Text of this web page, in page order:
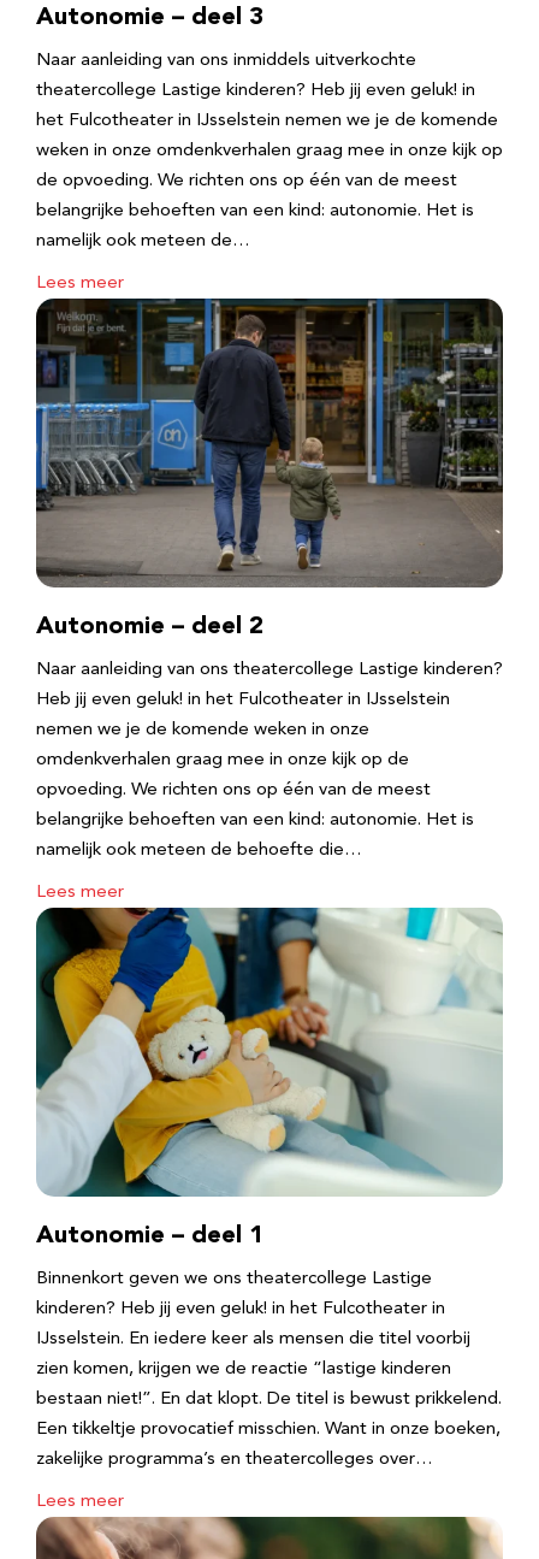
Autonomie – deel 3
Naar aanleiding van ons inmiddels uitverkochte
theatercollege Lastige kinderen? Heb jij even geluk! in
het Fulcotheater in IJsselstein nemen we je de komende
weken in onze omdenkverhalen graag mee in onze kijk op
de opvoeding. We richten ons op één van de meest
belangrijke behoeften van een kind: autonomie. Het is
namelijk ook meteen de…
Lees meer
Autonomie – deel 2
Naar aanleiding van ons theatercollege Lastige kinderen?
Heb jij even geluk! in het Fulcotheater in IJsselstein
nemen we je de komende weken in onze
omdenkverhalen graag mee in onze kijk op de
opvoeding. We richten ons op één van de meest
belangrijke behoeften van een kind: autonomie. Het is
namelijk ook meteen de behoefte die…
Lees meer
Autonomie – deel 1
Binnenkort geven we ons theatercollege Lastige
kinderen? Heb jij even geluk! in het Fulcotheater in
IJsselstein. En iedere keer als mensen die titel voorbij
zien komen, krijgen we de reactie “lastige kinderen
bestaan niet!”. En dat klopt. De titel is bewust prikkelend.
Een tikkeltje provocatief misschien. Want in onze boeken,
zakelijke programma’s en theatercolleges over…
Lees meer